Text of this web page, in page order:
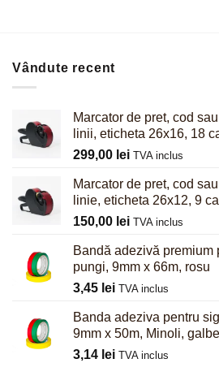
Vândute recent
Marcator de pret, cod
linii, eticheta 26x16, 18
299,00 lei TVA inclus
Marcator de pret, cod
linie, eticheta 26x12, 9
150,00 lei TVA inclus
Bandă adezivă
pungi, 9mm x 66m, rosu
3,45 lei TVA inclus
Banda adeziva pentru
9mm x 50m, Minoli,
3,14 lei TVA inclus